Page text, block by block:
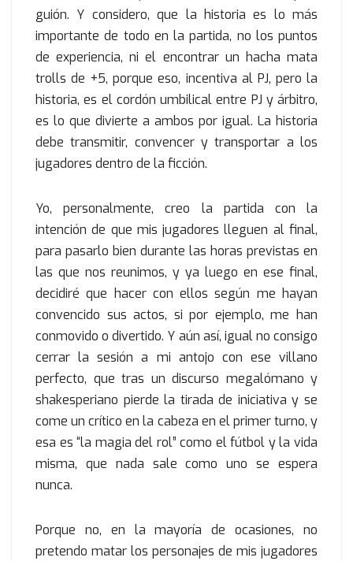
guión. Y considero, que la historia es lo más
importante de todo en la partida, no los puntos
de experiencia, ni el encontrar un hacha mata
trolls de +5, porque eso, incentiva al PJ, pero la
historia, es el cordón umbilical entre PJ y árbitro,
es lo que divierte a ambos por igual. La historia
debe transmitir, convencer y transportar a los
jugadores dentro de la ficción.
Yo, personalmente, creo la partida con la
intención de que mis jugadores lleguen al final,
para pasarlo bien durante las horas previstas en
las que nos reunimos, y ya luego en ese final,
decidiré que hacer con ellos según me hayan
convencido sus actos, si por ejemplo, me han
conmovido o divertido. Y aún así, igual no consigo
cerrar la sesión a mi antojo con ese villano
perfecto, que tras un discurso megalómano y
shakesperiano pierde la tirada de iniciativa y se
come un crítico en la cabeza en el primer turno, y
esa es “la magia del rol” como el fútbol y la vida
misma, que nada sale como uno se espera
nunca.
Porque no, en la mayoría de ocasiones, no
pretendo matar los personajes de mis jugadores